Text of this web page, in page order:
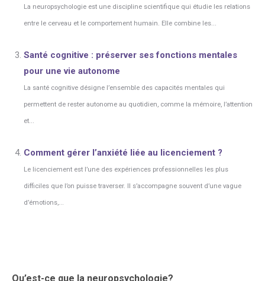
La neuropsychologie est une discipline scientifique qui étudie les relations
entre le cerveau et le comportement humain. Elle combine les...
Santé cognitive : préserver ses fonctions mentales
pour une vie autonome
La santé cognitive désigne l’ensemble des capacités mentales qui
permettent de rester autonome au quotidien, comme la mémoire, l’attention
et...
Comment gérer l’anxiété liée au licenciement ?
Le licenciement est l’une des expériences professionnelles les plus
difficiles que l’on puisse traverser. Il s’accompagne souvent d’une vague
d’émotions,...
Qu’est-ce que la neuropsychologie?